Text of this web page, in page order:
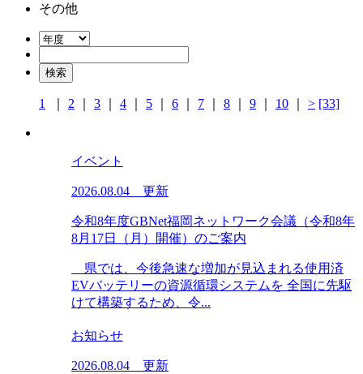
その他
1 2 3 4 5 6 7 8 9 10 > [33]
イベント
2026.08.04 更新
令和8年度GBNet福岡ネットワーク会議（令和8年
8月17日（月）開催）のご案内
県では、今後急速な増加が見込まれる使用済
EVバッテリーの資源循環システムを 全国に先駆
けて構築するため、令...
お知らせ
2026.08.04 更新